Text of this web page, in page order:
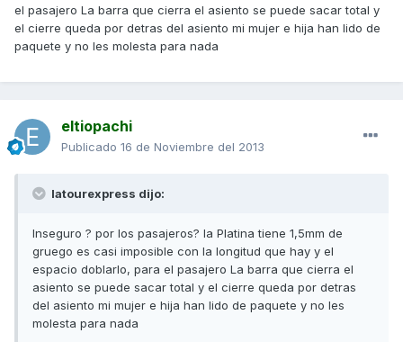
el pasajero La barra que cierra el asiento se puede sacar total y
el cierre queda por detras del asiento mi mujer e hija han lido de
paquete y no les molesta para nada
eltiopachi
Publicado 16 de Noviembre del 2013
latourexpress dijo:
Inseguro ? por los pasajeros? la Platina tiene 1,5mm de
gruego es casi imposible con la longitud que hay y el
espacio doblarlo, para el pasajero La barra que cierra el
asiento se puede sacar total y el cierre queda por detras
del asiento mi mujer e hija han lido de paquete y no les
molesta para nada